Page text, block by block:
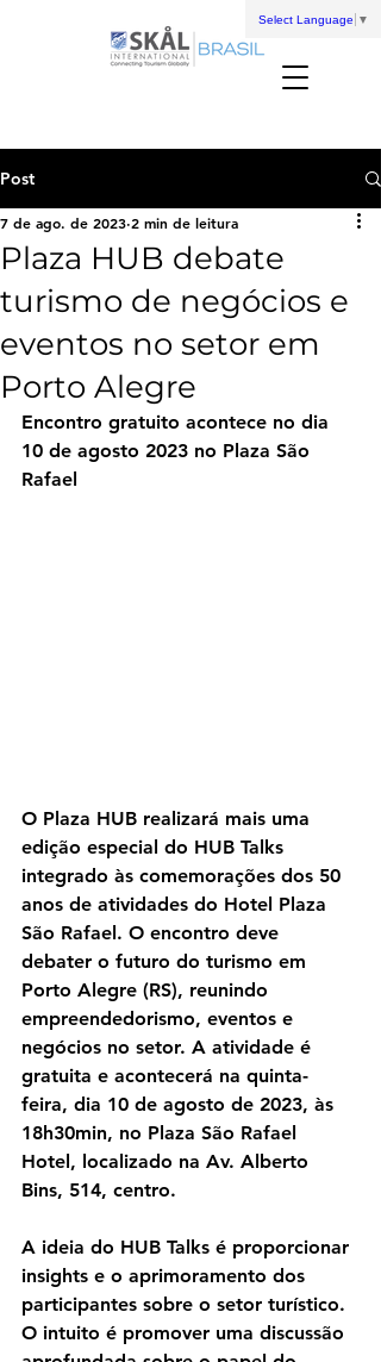
Select Language ▼
Post
Plaza HUB debate
turismo de negócios e
eventos no setor em
Porto Alegre
7 de ago. de 2023 2 min de leitura
Encontro gratuito acontece no dia
10 de agosto 2023 no Plaza São
Rafael
O Plaza HUB realizará mais uma
edição especial do HUB Talks
integrado às comemorações dos 50
anos de atividades do Hotel Plaza
São Rafael. O encontro deve
debater o futuro do turismo em
Porto Alegre (RS), reunindo
empreendedorismo, eventos e
negócios no setor. A atividade é
gratuita e acontecerá na quinta-
feira, dia 10 de agosto de 2023, às
18h30min, no Plaza São Rafael
Hotel, localizado na Av. Alberto
Bins, 514, centro.
A ideia do HUB Talks é proporcionar
insights e o aprimoramento dos
participantes sobre o setor turístico.
O intuito é promover uma discussão